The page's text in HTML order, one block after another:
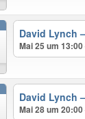
David Lynch
Mai 25 um
David Lynch
Mai 28 um